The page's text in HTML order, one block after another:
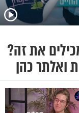
את זה?
ואלתר כהן